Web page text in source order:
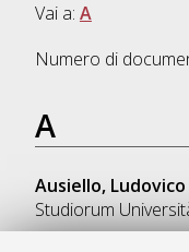
Vai a: A
Numero di
A
Ausiello, Ludovico
Studiorum